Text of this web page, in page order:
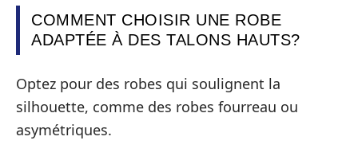
COMMENT CHOISIR UNE ROBE
ADAPTÉE À DES TALONS HAUTS?
Optez pour des robes qui soulignent la
silhouette, comme des robes fourreau ou
asymétriques.